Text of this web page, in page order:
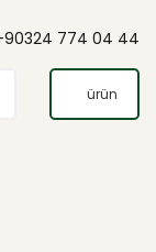
774 04 44
ürün